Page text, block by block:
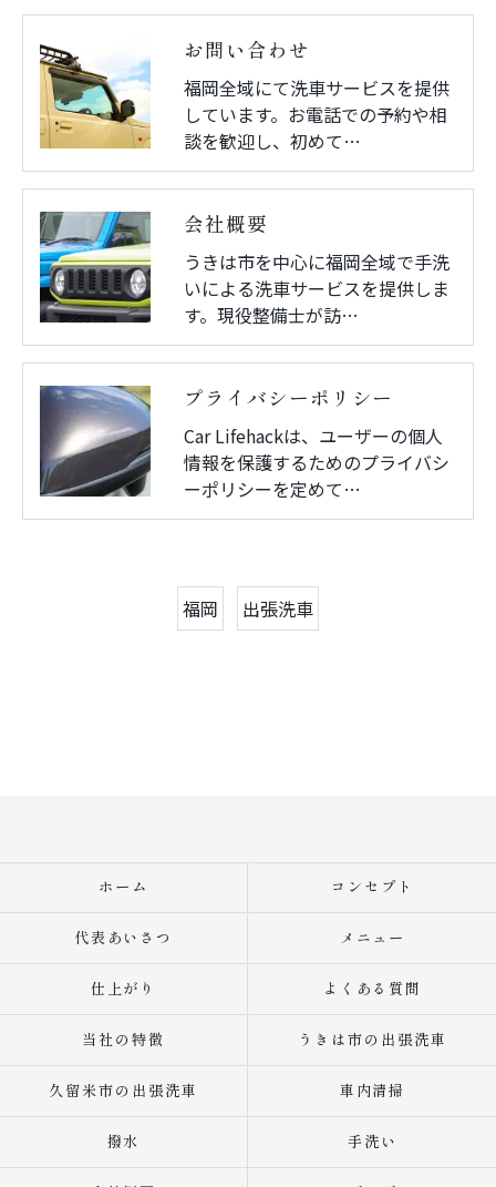
お問い合わせ
福岡全域にて洗車サービスを提供
しています。お電話での予約や相
談を歓迎し、初めて…
会社概要
うきは市を中心に福岡全域で手洗
いによる洗車サービスを提供しま
す。現役整備士が訪…
プライバシーポリシー
Car Lifehackは、ユーザーの個人
情報を保護するためのプライバシ
ーポリシーを定めて…
福岡 出張洗車
ホーム コンセプト
代表あいさつ メニュー
仕上がり よくある質問
当社の特徴 うきは市の出張洗車
久留米市の出張洗車 車内清掃
撥水 手洗い